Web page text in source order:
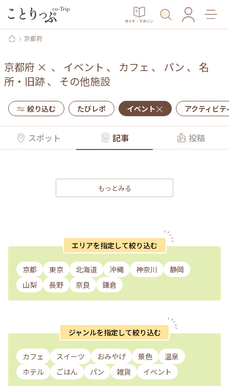
ガイド・マガジン
京都府
京都府 × 、 イベント 、 カフェ 、 パン 、 名
所・旧跡、 その他施設
絞り込む たびレポ イベント アクティビテ
スポット 記事 投稿
もっとみる
エリアを指定して絞り込む
京都 東京 北海道 沖縄 神奈川
静岡
山梨
長野 奈良 鎌倉
ジャンルを指定して絞り込む
カフェ スイーツ おみやげ 景色
温泉
ホテル
ごはん パン 雑貨 イベント